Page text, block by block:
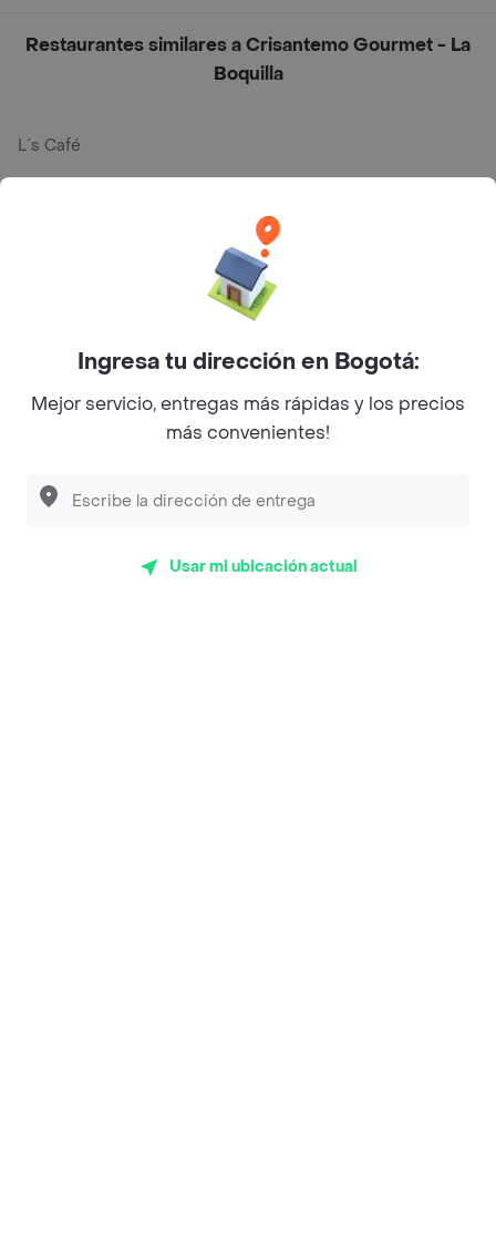
Restaurantes similares a Crisantemo Gourmet - La
Boquilla
L´s Café
Myriam Camhi Co
Magnifique
Desayunadero de la 42
Sopitas y Frijoladas
Ingresa tu dirección en Bogotá:
Mejor servicio, entregas más rápidas y los precios
más convenientes!
Usar mi ubicación actual